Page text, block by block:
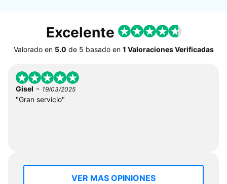
Excelente
Valorado en 5.0 de 5 basado en 1 Valoraciones Verificadas
Gisel - 19/03/2025
"Gran servicio"
VER MAS OPINIONES